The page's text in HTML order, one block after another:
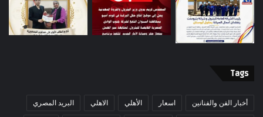
Tags
أخبار الفن والفنانين اسعار الأهلي الاهلي البريد المصري